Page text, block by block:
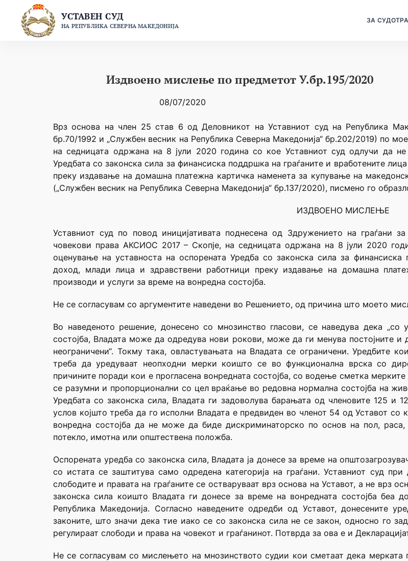
content
УСТАВЕН СУД
НА РЕПУБЛИКА СЕВЕРНА МАКЕДОНИЈА
ЗА СУДОТ
Издвоено мислење по предметот У.бр.195/2020
08/07/2020
Врз основа на член 25 став 6 од Деловникот на Уставниот суд на Република
бр.70/1992 и „Службен весник на Република Северна Македонија“ бр.202/2019) по
на седницата одржана на 8 јули 2020 година со кое Уставниот суд одлучи да
Уредбата со законска сила за финансиска поддршка на граѓаните и вработените
преку издавање на домашна платежна картичка наменета за купување на
(„Службен весник на Република Северна Македонија“ бр.137/2020), писмено го
ИЗДВОЕНО МИСЛЕЊЕ
Уставниот суд по повод иницијативата поднесена од Здружението на граѓани
човекови права АКСИОС 2017 – Скопје, на седницата одржана на 8 јули 2020
оценување на уставноста на оспорената Уредба со законска сила за
доход, млади лица и здравствени работници преку издавање на домашна
производи и услуги за време на вонредна состојба.
Не се согласувам со аргументите наведени во Решението, од причина што моето
Во наведеното решение, донесено со мнозинство гласови, се наведува дека
состојба, Владата може да одредува нови рокови, може да ги менува постојните
неограничени“. Токму така, овластувањата на Владата се ограничени. Уредбите
треба да уредуваат неопходни мерки коишто се во функционална врска со
причините поради кои е прогласена вонредната состојба, со водење сметка
се разумни и пропорционални со цел враќање во редовна нормална состојба на
Уредбата со законска сила, Владата ги задоволува барањата од членовите 125 и
услов којшто треба да го исполни Владата е предвиден во членот 54 од Уставот со
вонредна состојба да не може да биде дискриминаторско по основ на пол, раса,
потекло, имотна или општествена положба.
Оспорената уредба со законска сила, Владата ја донесе за време на
со истата се заштитува само одредена категорија на граѓани. Уставниот суд
слободите и правата на граѓаните се остваруваат врз основа на Уставот, а не врз
законска сила коишто Владата ги донесе за време на вонредната состојба беа
Република Македонија. Согласно наведените одредби од Уставот, донесените
законите, што значи дека тие иако се со законска сила не се закон, односно го
регулираат слободи и права на човекот и граѓанинот. Потврда за ова е и
Не се согласувам со мислењето на мнозинството судии кои сметаат дека